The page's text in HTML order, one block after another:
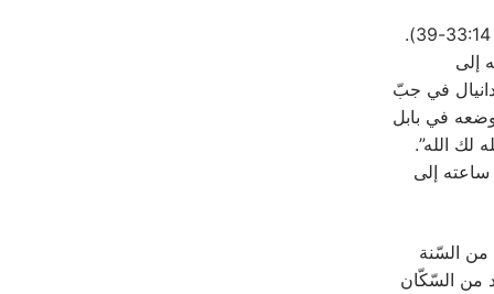
خارج السّفر، هناك ذكر لحبقوق عند دانيال النّبيّ (النّص اليونانيّ المعروف بالسّبعينيّ 33:14-39‏).
إلى
دانيال في جبّ
في بابل
لك الله”.
ساعته إلى
من السّنة
من السّكّان